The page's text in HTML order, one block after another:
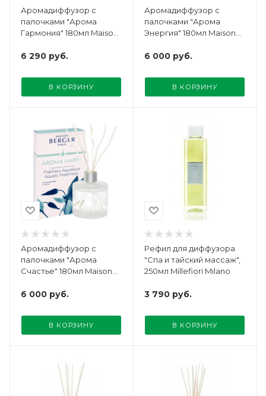
Аромадиффузор с
палочками "Арома
Гармония" 180мл Maison
6 290 руб.
В КОРЗИНУ
Аромадиффузор с
палочками "Арома
Энергия" 180мл Maison
6 000 руб.
В КОРЗИНУ
Аромадиффузор с
палочками "Арома
Счастье" 180мл Maison
6 000 руб.
В КОРЗИНУ
Рефил для диффузора
"Спа и тайский массаж",
250мл Millefiori Milano
3 790 руб.
В КОРЗИНУ